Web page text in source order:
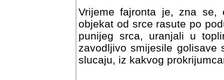
Vrijeme fajronta je, zna se,
objekat od srce rasute po
punijeg srca, uranjali u
zavodljivo smijesile
slucaju, iz kakvog